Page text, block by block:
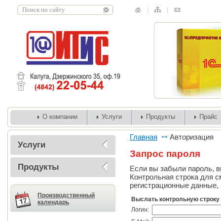
О компании Услуги Продукты Прайс
Услуги
Продукты
Производственный
календарь
Главная Авторизация
Запрос пароля
Если вы забыли пароль,
Контрольная строка для
регистрационные
Выслать контрольную строку
Логин: